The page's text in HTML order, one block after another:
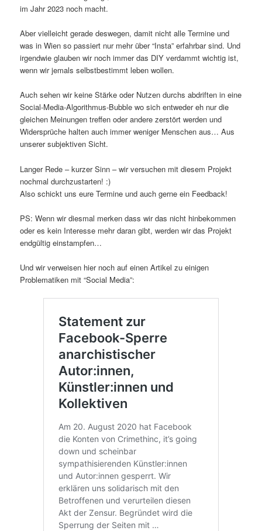
im Jahr 2023 noch macht.
Aber vielleicht gerade deswegen, damit nicht alle Termine und
was in Wien so passiert nur mehr über “Insta” erfahrbar sind. Und
irgendwie glauben wir noch immer das DIY verdammt wichtig ist,
wenn wir jemals selbstbestimmt leben wollen.
Auch sehen wir keine Stärke oder Nutzen durchs abdriften in eine
Social-Media-Algorithmus-Bubble wo sich entweder eh nur die
gleichen Meinungen treffen oder andere zerstört werden und
Widersprüche halten auch immer weniger Menschen aus… Aus
unserer subjektiven Sicht.
Langer Rede – kurzer Sinn – wir versuchen mit diesem Projekt
nochmal durchzustarten! :)
Also schickt uns eure Termine und auch gerne ein Feedback!
PS: Wenn wir diesmal merken dass wir das nicht hinbekommen
oder es kein Interesse mehr daran gibt, werden wir das Projekt
endgültig einstampfen…
Und wir verweisen hier noch auf einen Artikel zu einigen
Problematiken mit “Social Media”: